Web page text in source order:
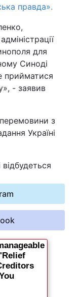
правда».
для
Синоді
прийматися
- заявив
з
Україні